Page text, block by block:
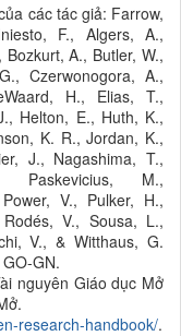
các tác giả: Farrow,
F., Algers, A.,
A., Butler, W.,
Czerwonogora, A.,
H., Elias, T.,
Helton, E., Huth, K.,
K. R., Jordan, K.,
J., Nagashima, T.,
Paskevicius, M.,
V., Pulker, H.,
V., Sousa, L.,
V., & Witthaus, G.
GN.
nguyên Giáo dục Mở
research-handbook/.